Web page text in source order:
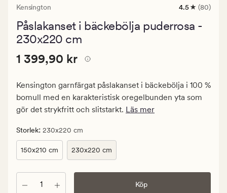
Kensington
80
med
4.5 (80)
Påslakanset i bäckebölja puderrosa -
230x220 cm
Pris
399,90
pris
1
399,90
kr
Pris 1 399,90 kr
1 399,90 kr
Kensington garnfärgat påslakanset i bäckebölja i 100 %
bomull med en karakteristisk oregelbunden yta som
gör det strykfritt och slitstarkt. Läs mer
Storlek: 230x220 cm
150x210 cm 230x220 cm
Antal Köp